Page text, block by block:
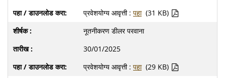
प्रवेशयोग्य आवृत्ती : पहा (31 KB)
नूतनीकरण डीलर परवाना
30/01/2025
प्रवेशयोग्य आवृत्ती : पहा (29 KB)